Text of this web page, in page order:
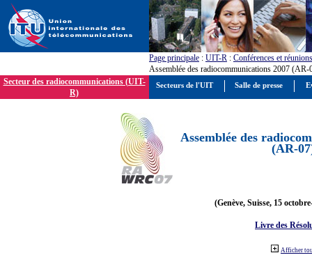
Page principale : UIT-R : Conférences et réunions
Assemblée des radiocommunications 2007 (AR-
Secteur des radiocommunications (UIT-
R)
Assemblée des
(AR-
(Genève, Suisse, 15
Livre des
Afficher
Secteurs de l'UIT Salle de presse